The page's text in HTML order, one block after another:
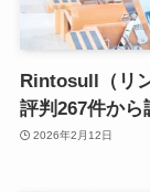
Rintosull（リ
評判267件から
2026年2月12日